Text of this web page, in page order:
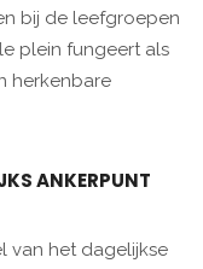
bij de leefgroepen
plein fungeert als
herkenbare
ANKERPUNT
van het dagelijkse